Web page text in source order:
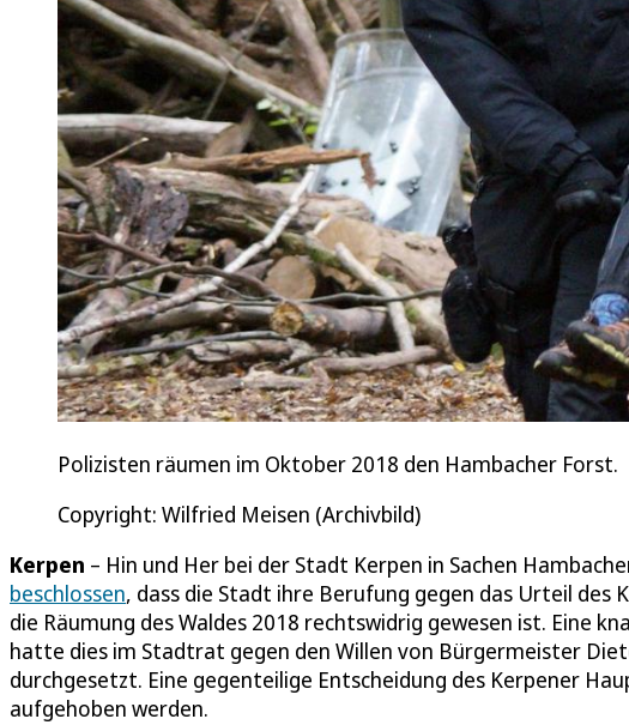
Polizisten räumen im Oktober 2018 den Hambacher Forst.
Copyright: Wilfried Meisen (Archivbild)
Kerpen – Hin und Her bei der Stadt Kerpen in Sachen
beschlossen, dass die Stadt ihre Berufung gegen das Urteil
die Räumung des Waldes 2018 rechtswidrig gewesen ist. Eine
hatte dies im Stadtrat gegen den Willen von Bürgermeister
durchgesetzt. Eine gegenteilige Entscheidung des Kerpener
aufgehoben werden.